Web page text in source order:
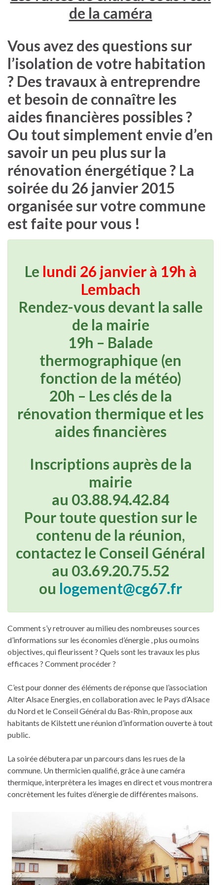
de la caméra
Vous avez des questions sur
l’isolation de votre habitation
? Des travaux à entreprendre
et besoin de connaître les
aides financières possibles ?
Ou tout simplement envie d’en
savoir un peu plus sur la
rénovation énergétique ? La
soirée du 26 janvier 2015
organisée sur votre commune
est faite pour vous !
Le lundi 26 janvier à 19h à
Lembach
Rendez-vous devant la salle
de la mairie
19h – Balade
thermographique (en
fonction de la météo)
20h – Les clés de la
rénovation thermique et les
aides financières
Inscriptions auprès de la
mairie
au 03.88.94.42.84
Pour toute question sur le
contenu de la réunion,
contactez le Conseil Général
au 03.69.20.75.52
ou logement@cg67.fr
Comment s’y retrouver au milieu des nombreuses sources
d’informations sur les économies d’énergie , plus ou moins
objectives, qui fleurissent ? Quels sont les travaux les plus
efficaces ? Comment procéder ?
C’est pour donner des éléments de réponse que l’association
Alter Alsace Energies, en collaboration avec le Pays d’Alsace
du Nord et le Conseil Général du Bas-Rhin, propose aux
habitants de Kilstett une réunion d’information ouverte à tout
public.
La soirée débutera par un parcours dans les rues de la
commune. Un thermicien qualifié, grâce à une caméra
thermique, interprètera les images en direct et vous montrera
concrètement les fuites d’énergie de différentes maisons.